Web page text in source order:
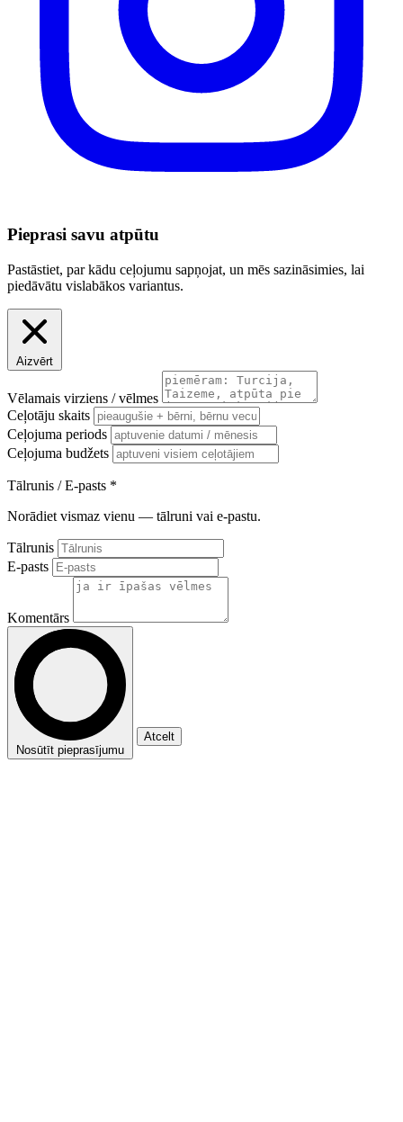
Pieprasi savu atpūtu
Pastāstiet, par kādu ceļojumu sapņojat, un mēs sazināsimies, lai
piedāvātu vislabākos variantus.
Aizvērt
Vēlamais virziens / vēlmes
Ceļotāju skaits
Ceļojuma periods
Ceļojuma budžets
Tālrunis / E-pasts *
Norādiet vismaz vienu — tālruni vai e-pastu.
Tālrunis
E-pasts
Komentārs
Nosūtīt pieprasījumu
Atcelt